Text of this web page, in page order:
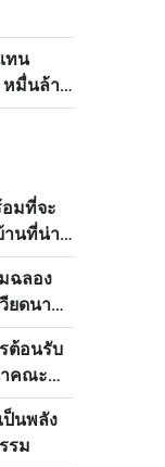
ทน
หมื่นล้าน
มที่จะ
านที่น่า
ฉลอง
ดนาม–
ต้อนรับ
าคณะ
งพรรค
ป็นพลัง
รม